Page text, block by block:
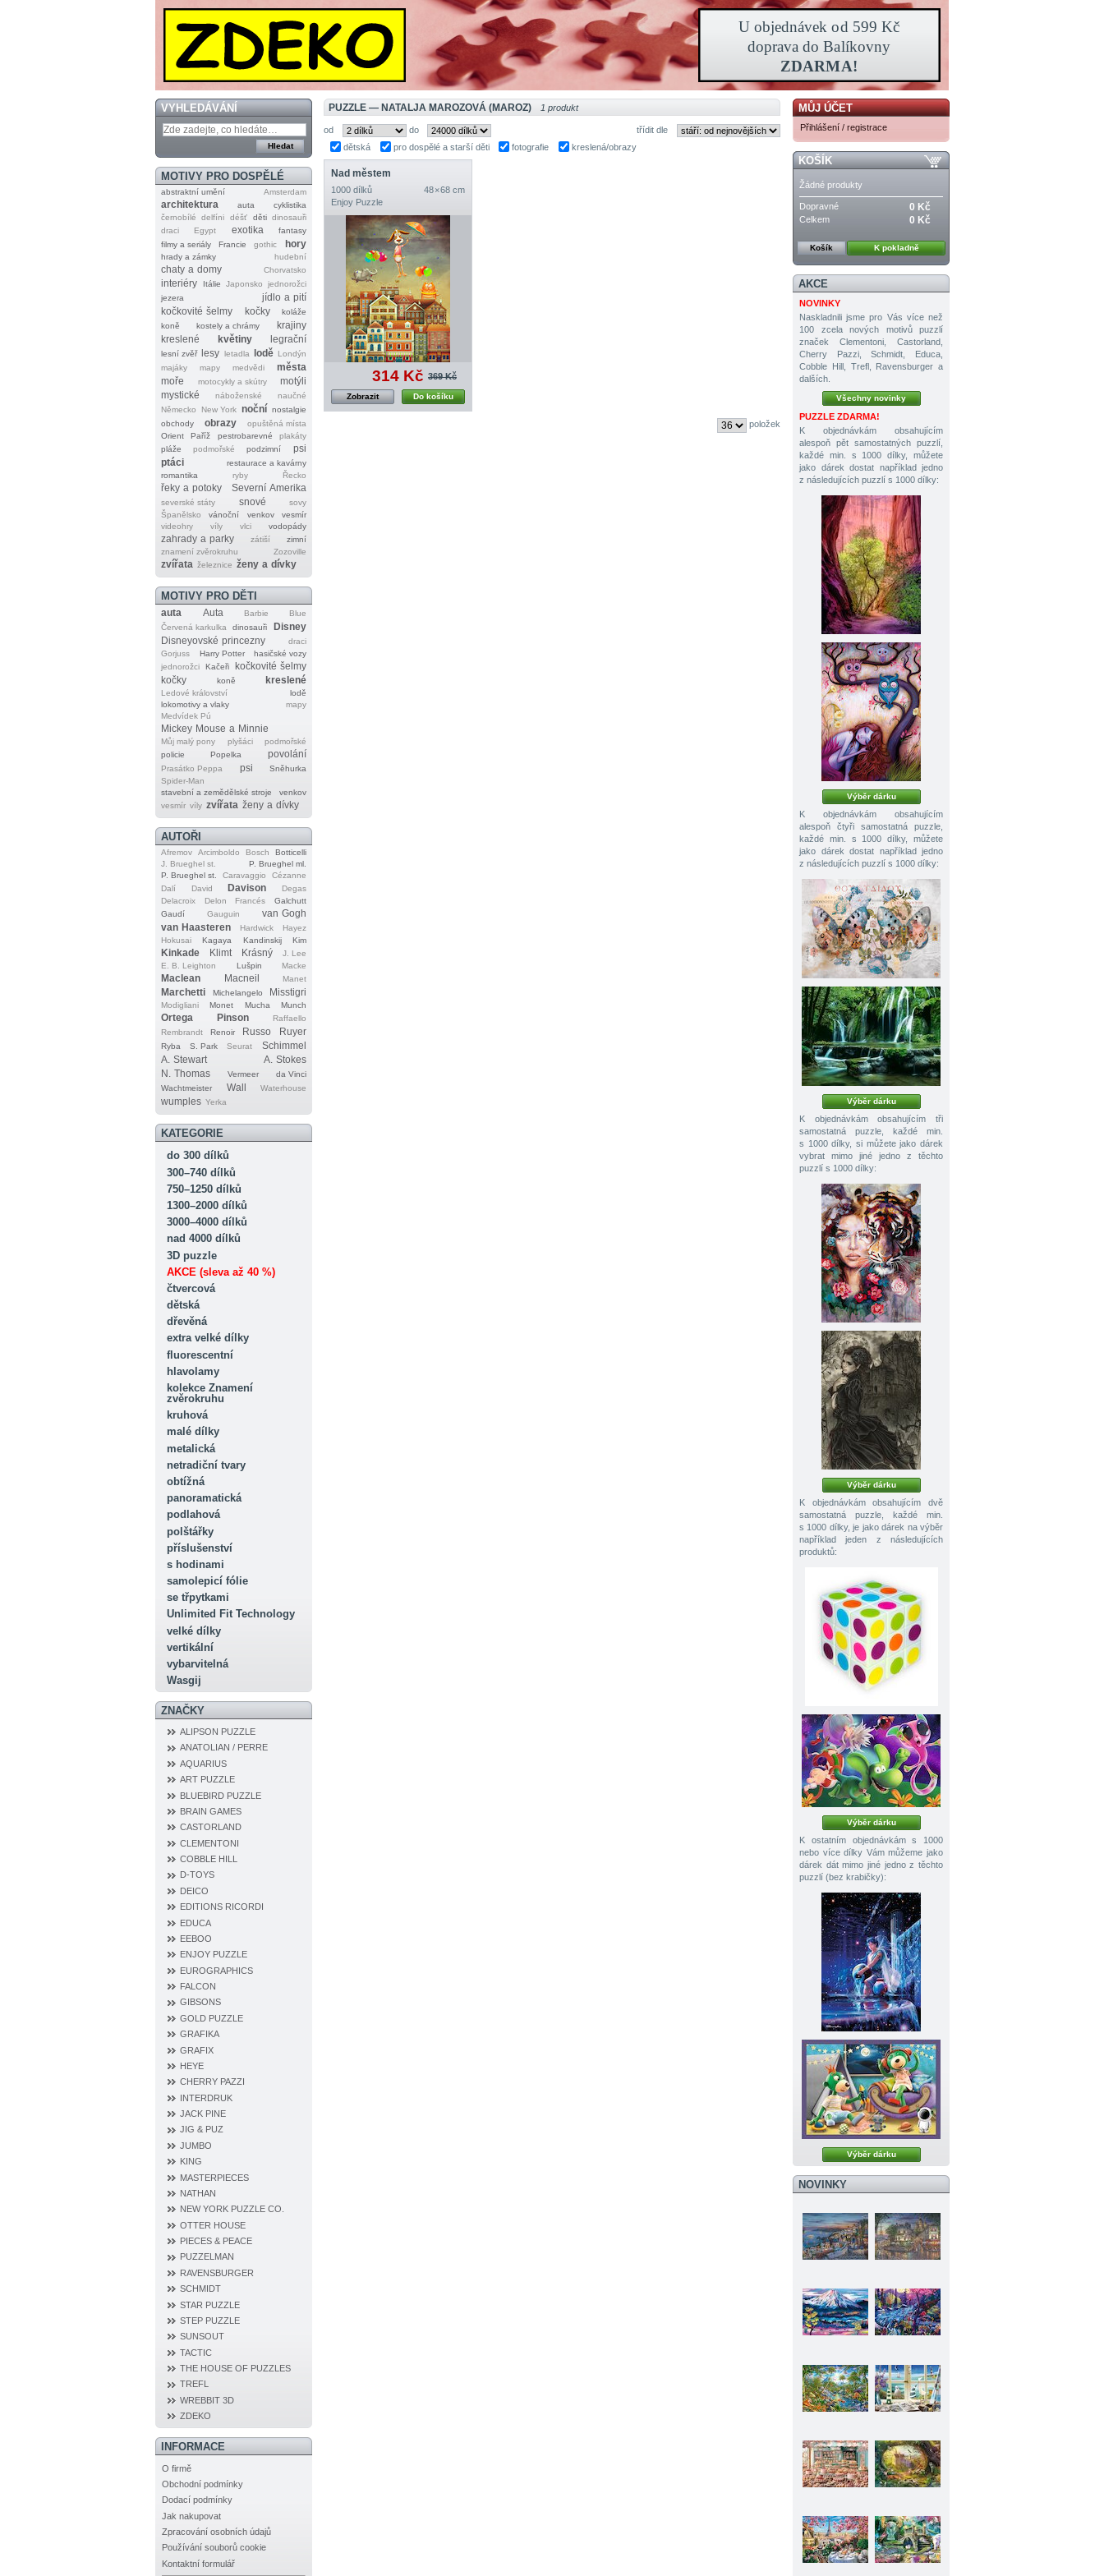
VYHLEDÁVÁNÍ
MOTIVY PRO DOSPĚLÉ
abstraktní umění Amsterdam
architektura auta
cyklistika
černobílé
delfíni déšť děti dinosauři
draci
Egypt exotika
fantasy
filmy a seriály
Francie gothic hory
hrady a zámky hudební
chaty a domy Chorvatsko
interiéry Itálie Japonsko
jednorožci
jezera
jídlo a pití
kočkovité šelmy
kočky
koláže
koně
kostely a chrámy
krajiny
kreslené
květiny legrační
lesní zvěř lesy letadla lodě Londýn
majáky
mapy medvědi
města
moře
motocykly a skútry
motýli
mystické
náboženské
naučné
Německo
New York noční nostalgie
obchody
obrazy
opuštěná místa
Orient
Paříž pestrobarevné
plakáty
pláže
podmořské podzimní
psi
ptáci
restaurace a kavárny
romantika
ryby Řecko
řeky a potoky Severní Amerika
severské státy snové
sovy
Španělsko
vánoční venkov
vesmír
videohry
víly vlci vodopády
zahrady a parky zátiší
zimní
znamení zvěrokruhu
Zozoville
zvířata železnice ženy a dívky
MOTIVY PRO DĚTI
auta Auta Barbie
Blue
Červená karkulka
dinosauři
Disney
Disneyovské princezny
draci
Gorjuss
Harry Potter
hasičské vozy
jednorožci
Kačeři
kočkovité šelmy
kočky
koně kreslené
Ledové království
lodě
lokomotivy a vlaky
mapy
Medvídek Pú
Mickey Mouse a Minnie
Můj malý pony plyšáci
podmořské
policie
Popelka povolání
Prasátko Peppa psi
Sněhurka
Spider‐Man
stavební a zemědělské stroje
venkov
vesmír víly zvířata ženy a dívky
AUTOŘI
Afremov Arcimboldo Bosch
Botticelli
J. Brueghel st.
P. Brueghel ml.
P. Brueghel st.
Caravaggio
Cézanne
Dalí
David Davison
Degas
Delacroix
Delon Francés
Galchutt
Gaudí
Gauguin
van Gogh
van Haasteren
Hardwick
Hayez
Hokusai
Kagaya Kandinskij Kim
Kinkade Klimt Krásný
J. Lee
E. B. Leighton
Lušpin Macke
Maclean Macneil Manet
Marchetti Michelangelo Misstigri
Modigliani Monet Mucha Munch
Ortega Pinson
Raffaello
Rembrandt
Renoir Russo Ruyer
Ryba S. Park Seurat
Schimmel
A. Stewart
A. Stokes
N. Thomas
Vermeer
da Vinci
Wachtmeister
Wall Waterhouse
wumples Yerka
KATEGORIE
do 300 dílků
300–740 dílků
750–1250 dílků
1300–2000 dílků
3000–4000 dílků
nad 4000 dílků
3D puzzle
AKCE (sleva až 40 %)
čtvercová
dětská
dřevěná
extra velké dílky
fluorescentní
hlavolamy
kolekce Znamení
zvěrokruhu
kruhová
malé dílky
metalická
netradiční tvary
obtížná
panoramatická
podlahová
polštářky
příslušenství
s hodinami
samolepicí fólie
se třpytkami
Unlimited Fit Technology
velké dílky
vertikální
vybarvitelná
Wasgij
ZNAČKY
ALIPSON PUZZLE
ANATOLIAN / PERRE
AQUARIUS
ART PUZZLE
BLUEBIRD PUZZLE
BRAIN GAMES
CASTORLAND
CLEMENTONI
COBBLE HILL
D‐TOYS
DEICO
EDITIONS RICORDI
EDUCA
EEBOO
ENJOY PUZZLE
EUROGRAPHICS
FALCON
GIBSONS
GOLD PUZZLE
GRAFIKA
GRAFIX
HEYE
CHERRY PAZZI
INTERDRUK
JACK PINE
JIG & PUZ
JUMBO
KING
MASTERPIECES
NATHAN
NEW YORK PUZZLE CO.
OTTER HOUSE
PIECES & PEACE
PUZZELMAN
RAVENSBURGER
SCHMIDT
STAR PUZZLE
STEP PUZZLE
SUNSOUT
TACTIC
THE HOUSE OF PUZZLES
TREFL
WREBBIT 3D
ZDEKO
INFORMACE
O firmě
Obchodní podmínky
Dodací podmínky
Jak nakupovat
Zpracování osobních údajů
Používání souborů cookie
Kontaktní formulář
PUZZLE — NATALJA MAROZOVÁ (MAROZ) 1 produkt
od do
třídit dle
dětská
pro dospělé a starší děti fotografie kreslená/obrazy
Nad městem
1000 dílků
48 × 68 cm
Enjoy Puzzle
314 Kč 369 Kč
Do košíku
Zobrazit
položek
MŮJ ÚČET
Přihlášení / registrace
KOŠÍK
Žádné produkty
Dopravné 0 Kč
Celkem 0 Kč
Košík K pokladně
AKCE
NOVINKY
Naskladnili jsme pro Vás více než
100 zcela nových motivů puzzlí
značek Clementoni, Castorland,
Cherry Pazzi, Schmidt, Educa,
Cobble Hill, Trefl, Ravensburger a
dalších.
Všechny novinky
PUZZLE ZDARMA!
K objednávkám obsahujícím
alespoň pět samostatných puzzlí,
každé min. s 1000 dílky, můžete
jako dárek dostat například jedno
z následujících puzzlí s 1000 dílky:
Výběr dárku
K objednávkám obsahujícím
alespoň čtyři samostatná puzzle,
každé min. s 1000 dílky, můžete
jako dárek dostat například jedno
z následujících puzzlí s 1000 dílky:
Výběr dárku
K objednávkám obsahujícím tři
samostatná puzzle, každé min.
s 1000 dílky, si můžete jako dárek
vybrat mimo jiné jedno z těchto
puzzlí s 1000 dílky:
Výběr dárku
K objednávkám obsahujícím dvě
samostatná puzzle, každé min.
s 1000 dílky, je jako dárek na výběr
například jeden z následujících
produktů:
Výběr dárku
K ostatním objednávkám s 1000
nebo více dílky Vám můžeme jako
dárek dát mimo jiné jedno z těchto
puzzlí (bez krabičky):
Výběr dárku
NOVINKY